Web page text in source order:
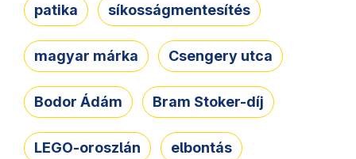
patika síkosságmentesítés
magyar márka Csengery utca
Bodor Ádám Bram Stoker-díj
LEGO-oroszlán elbontás